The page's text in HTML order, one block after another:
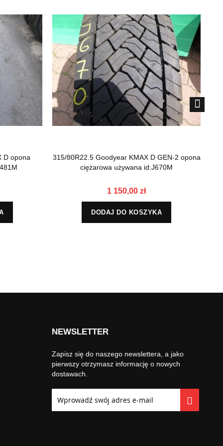
D opona
315/80R22.5 Goodyear KMAX D GEN-2 opona
ciężarowa używana id:J670M
1 150,00 zł
DODAJ DO KOSZYKA
NEWSLETTER
Zapisz się do naszego newslettera, a jako
pierwszy otrzymasz informację o nowych
dostawach.
nasz
newsletter: